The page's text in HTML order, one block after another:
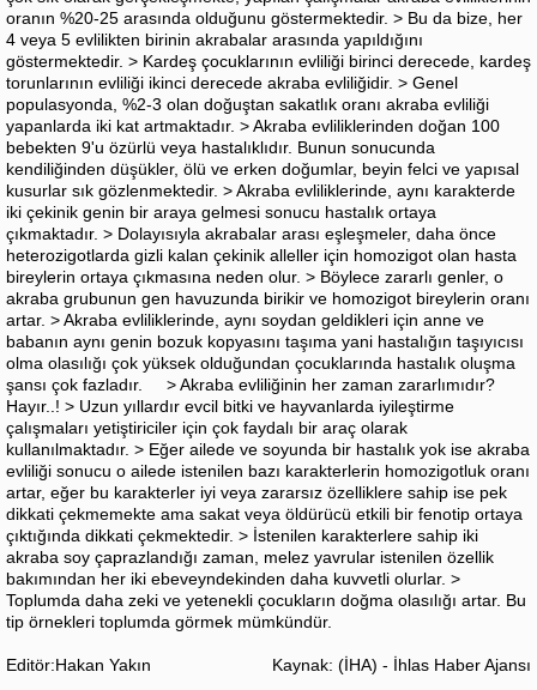
oranın %20-25 arasında olduğunu göstermektedir. > Bu da bize, her
4 veya 5 evlilikten birinin akrabalar arasında yapıldığını
göstermektedir. > Kardeş çocuklarının evliliği birinci derecede, kardeş
torunlarının evliliği ikinci derecede akraba evliliğidir. > Genel
populasyonda, %2-3 olan doğuştan sakatlık oranı akraba evliliği
yapanlarda iki kat artmaktadır. > Akraba evliliklerinden doğan 100
bebekten 9'u özürlü veya hastalıklıdır. Bunun sonucunda
kendiliğinden düşükler, ölü ve erken doğumlar, beyin felci ve yapısal
kusurlar sık gözlenmektedir. > Akraba evliliklerinde, aynı karakterde
iki çekinik genin bir araya gelmesi sonucu hastalık ortaya
çıkmaktadır. > Dolayısıyla akrabalar arası eşleşmeler, daha önce
heterozigotlarda gizli kalan çekinik alleller için homozigot olan hasta
bireylerin ortaya çıkmasına neden olur. > Böylece zararlı genler, o
akraba grubunun gen havuzunda birikir ve homozigot bireylerin oranı
artar. > Akraba evliliklerinde, aynı soydan geldikleri için anne ve
babanın aynı genin bozuk kopyasını taşıma yani hastalığın taşıyıcısı
olma olasılığı çok yüksek olduğundan çocuklarında hastalık oluşma
şansı çok fazladır. > Akraba evliliğinin her zaman zararlımıdır?
Hayır..! > Uzun yıllardır evcil bitki ve hayvanlarda iyileştirme
çalışmaları yetiştiriciler için çok faydalı bir araç olarak
kullanılmaktadır. > Eğer ailede ve soyunda bir hastalık yok ise akraba
evliliği sonucu o ailede istenilen bazı karakterlerin homozigotluk oranı
artar, eğer bu karakterler iyi veya zararsız özelliklere sahip ise pek
dikkati çekmemekte ama sakat veya öldürücü etkili bir fenotip ortaya
çıktığında dikkati çekmektedir. > İstenilen karakterlere sahip iki
akraba soy çaprazlandığı zaman, melez yavrular istenilen özellik
bakımından her iki ebeveyndekinden daha kuvvetli olurlar. >
Toplumda daha zeki ve yetenekli çocukların doğma olasılığı artar. Bu
tip örnekleri toplumda görmek mümkündür.
Editör:Hakan Yakın Kaynak: (İHA) - İhlas Haber Ajansı